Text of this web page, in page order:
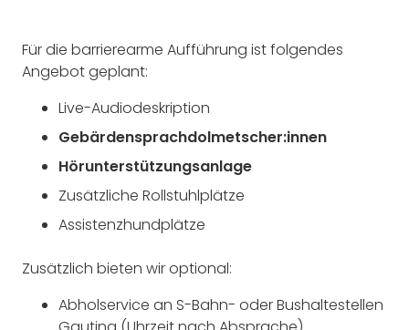
Für die barrierearme Aufführung ist folgendes
Angebot geplant:
Live-Audiodeskription
Gebärdensprachdolmetscher:innen
Hörunterstützungsanlage
Zusätzliche Rollstuhlplätze
Assistenzhundplätze
Zusätzlich bieten wir optional:
Abholservice an S-Bahn- oder Bushaltestellen